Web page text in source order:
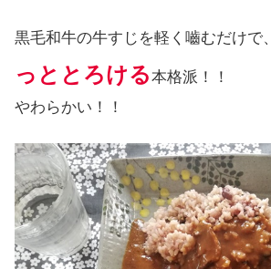
黒毛和牛の牛すじを軽く嚙むだけで、
っととろける本格派！！
やわらかい！！